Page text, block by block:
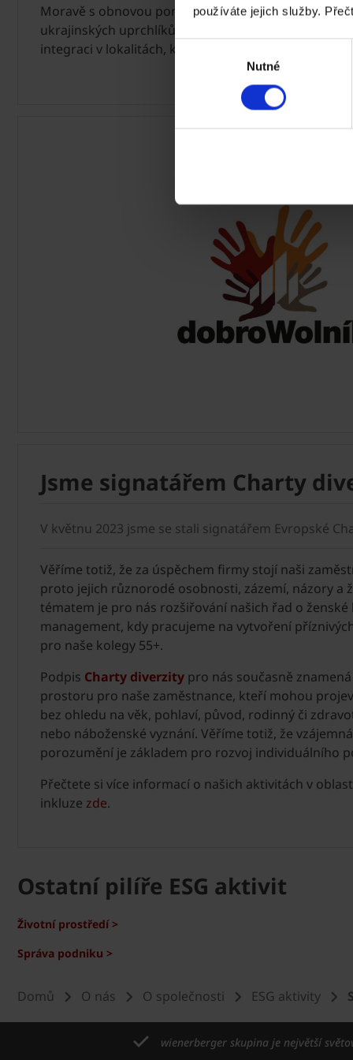
používáte jejich služby.
Výběr
Nutné
Moravě s obnovou poničených střech nebo
ukrajinských uprchlíků vytvořením pracovních míst
integraci v lokalitách, kde působíme.
Jsme signatářem Charty
V květnu 2023 jsme se stali signatářem Evropské
Věříme totiž, že za úspěchem firmy stojí naši
proto jejich různorodé osobnosti, zázemí, názory a
tématem je pro nás rozšiřování našich řad o ženské
management, kdy pracujeme na vytvoření
pro naše kolegy 55+.
Podpis Charty diverzity pro nás současně
prostoru pro naše zaměstnance, kteří mohou
bez ohledu na věk, pohlaví, původ, rodinný či
nebo náboženské vyznání. Věříme totiž, že
porozumění je základem pro rozvoj individuálního
Přečtete si více informací o našich aktivitách v
inkluze zde.
Ostatní pilíře ESG aktivit
Životní prostředí >
Správa podniku >
Domů O nás O společnosti ESG aktivity
wienerberger skupina je největší